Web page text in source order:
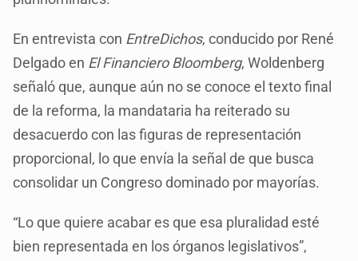
En entrevista con EntreDichos, conducido por René
Delgado en El Financiero Bloomberg, Woldenberg
señaló que, aunque aún no se conoce el texto final
de la reforma, la mandataria ha reiterado su
desacuerdo con las figuras de representación
proporcional, lo que envía la señal de que busca
consolidar un Congreso dominado por mayorías.
“Lo que quiere acabar es que esa pluralidad esté
bien representada en los órganos legislativos”,